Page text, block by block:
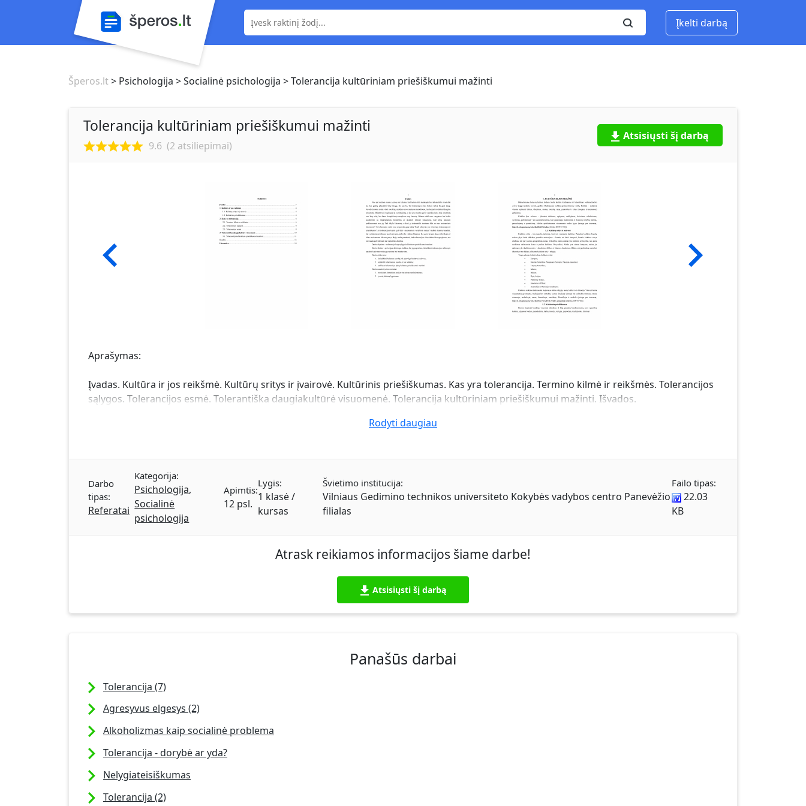
Įkelti darbą
Šperos.lt> Psichologija > Socialinė psichologija > Tolerancija kultūriniam priešiškumui mažinti
Tolerancija kultūriniam priešiškumui mažinti
9.6 (2 atsiliepimai)
Atsisiųsti šį darbą
Aprašymas:
Įvadas. Kultūra ir jos reikšmė. Kultūrų sritys ir įvairovė. Kultūrinis priešiškumas. Kas yra tolerancija. Termino kilmė ir reikšmės. Tolerancijos
sąlygos. Tolerancijos esmė. Tolerantiška daugiakultūrė visuomenė. Tolerancija kultūriniam priešiškumui mažinti. Išvados.
Rodyti daugiau
Darbo
tipas:
Referatai
Kategorija:
Psichologija,
Socialinė
psichologija
Apimtis:
12 psl.
Lygis:
1 klasė /
kursas
Švietimo institucija:
Vilniaus Gedimino technikos universiteto Kokybės vadybos centro Panevėžio
filialas
Failo tipas:
22.03
KB
Atrask reikiamos informacijos šiame darbe!
Atsisiųsti šį darbą
Panašūs darbai
Tolerancija (7)
Agresyvus elgesys (2)
Alkoholizmas kaip socialinė problema
Tolerancija - dorybė ar yda?
Nelygiateisiškumas
Tolerancija (2)